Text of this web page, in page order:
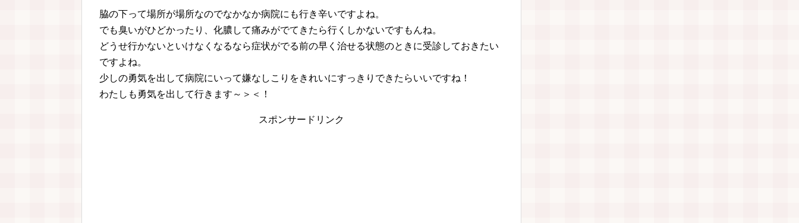
脇の下って場所が場所なのでなかなか病院にも行き辛いですよね。
でも臭いがひどかったり、化膿して痛みがでてきたら行くしかないですもんね。
どうせ行かないといけなくなるなら症状がでる前の早く治せる状態のときに受診しておきたい
ですよね。
少しの勇気を出して病院にいって嫌なしこりをきれいにすっきりできたらいいですね！
わたしも勇気を出して行きます～＞＜！
スポンサードリンク